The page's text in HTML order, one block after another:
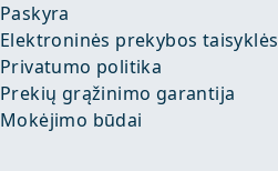
Paskyra
Elektroninės prekybos taisyklės
Privatumo politika
Prekių grąžinimo garantija
Mokėjimo būdai